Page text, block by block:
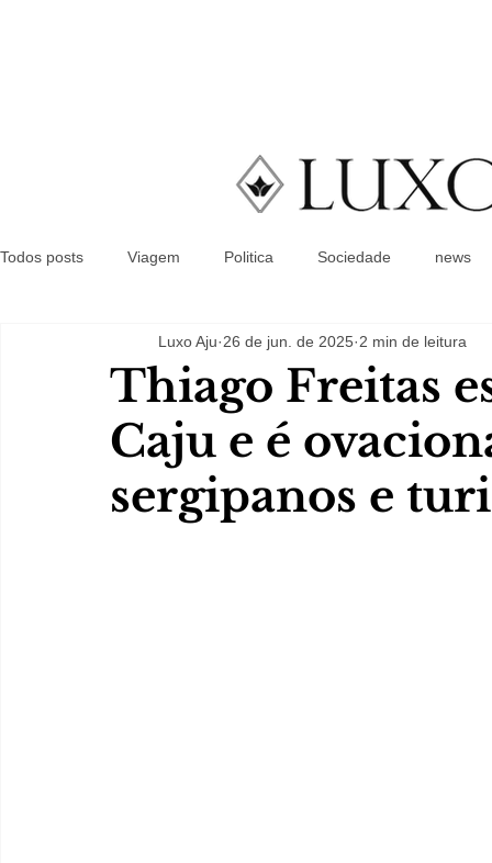
Todos posts Viagem Politica Sociedade news
Thiago Freitas
Caju e é
sergipanos e
Luxo Aju 26 de jun. de 2025 2 min de leitura